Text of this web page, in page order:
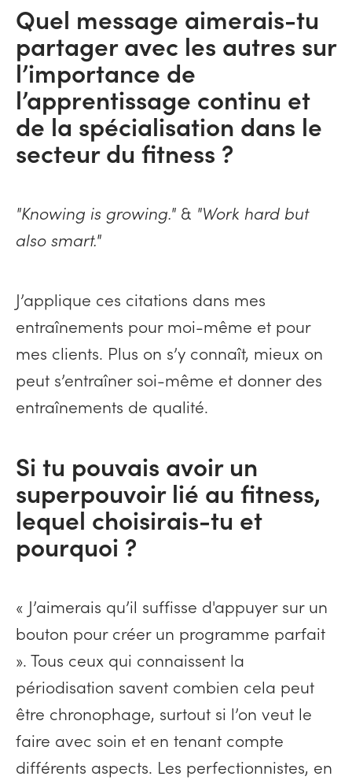
Quel message aimerais-tu
partager avec les autres sur
l’importance de
l’apprentissage continu et
de la spécialisation dans le
secteur du fitness ?
"Knowing is growing." & "Work hard but
also smart."
J’applique ces citations dans mes
entraînements pour moi-même et pour
mes clients. Plus on s’y connaît, mieux on
peut s’entraîner soi-même et donner des
entraînements de qualité.
Si tu pouvais avoir un
superpouvoir lié au fitness,
lequel choisirais-tu et
pourquoi ?
« J’aimerais qu’il suffisse d'appuyer sur un
bouton pour créer un programme parfait
». Tous ceux qui connaissent la
périodisation savent combien cela peut
être chronophage, surtout si l’on veut le
faire avec soin et en tenant compte
différents aspects. Les perfectionnistes, en